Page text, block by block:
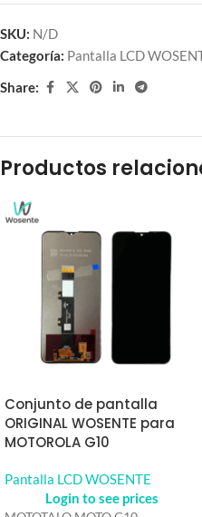
SKU: N/D
Categoría: Pantalla LCD
Share:
Productos
Conjunto de pantalla
ORIGINAL WOSENTE para
MOTOROLA G10
Pantalla LCD WOSENTE
Login to see prices